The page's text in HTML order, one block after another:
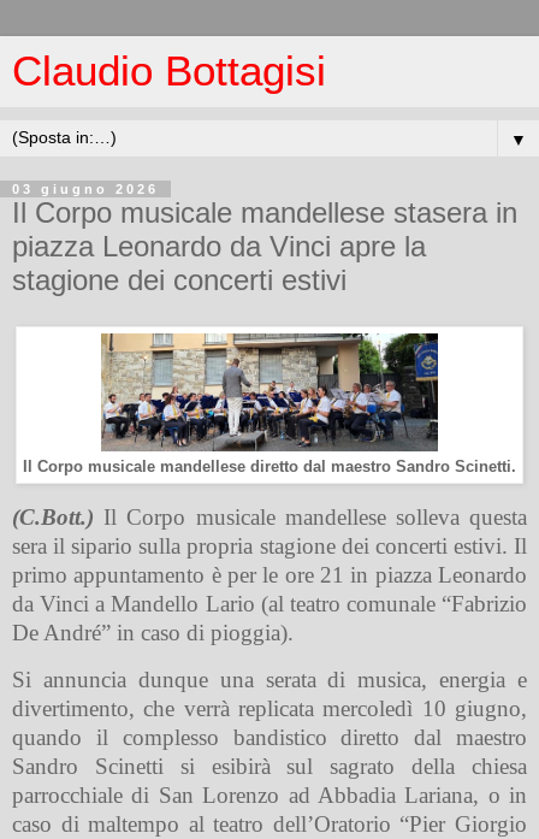
Claudio Bottagisi
▼
03 giugno 2026
Il Corpo musicale mandellese stasera in
piazza Leonardo da Vinci apre la
stagione dei concerti estivi
Il Corpo musicale mandellese diretto dal maestro Sandro Scinetti.
(C.Bott.) Il Corpo musicale mandellese solleva questa
sera il sipario sulla propria stagione dei concerti estivi. Il
primo appuntamento è per le ore 21 in piazza Leonardo
da Vinci a Mandello Lario (al teatro comunale “Fabrizio
De André” in caso di pioggia).
Si annuncia dunque una serata di musica, energia e
divertimento, che verrà replicata mercoledì 10 giugno,
quando il complesso bandistico diretto dal maestro
Sandro Scinetti si esibirà sul sagrato della chiesa
parrocchiale di San Lorenzo ad Abbadia Lariana, o in
caso di maltempo al teatro dell’Oratorio “Pier Giorgio